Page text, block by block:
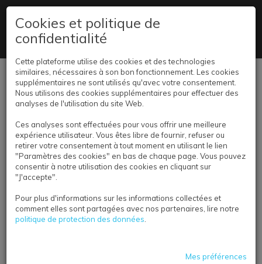
Livraison partout en France
Se connecter
VOS DIMENSIONS
Brochure dos carré piqué
Cookies et politique de
confidentialité
Cette plateforme utilise des cookies et des technologies
similaires, nécessaires à son bon fonctionnement. Les cookies
supplémentaires ne sont utilisés qu'avec votre consentement.
Nous utilisons des cookies supplémentaires pour effectuer des
analyses de l'utilisation du site Web.
Ces analyses sont effectuées pour vous offrir une meilleure
expérience utilisateur. Vous êtes libre de fournir, refuser ou
retirer votre consentement à tout moment en utilisant le lien
"Paramètres des cookies" en bas de chaque page. Vous pouvez
consentir à notre utilisation des cookies en cliquant sur
"J'accepte".
Pour plus d'informations sur les informations collectées et
comment elles sont partagées avec nos partenaires, lire notre
politique de protection des données
Mes préférences